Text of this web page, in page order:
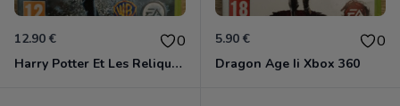
12.90 € 0
Harry Potter Et Les Reliques De La Mort - 1ère Partie Xbox 360
5.90 € 0
Dragon Age Ii Xbox 360